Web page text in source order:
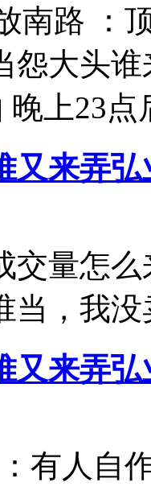
南路 ：
怨大头
上23点
又来弄弘
交量怎
当，我
又来弄弘
有人自